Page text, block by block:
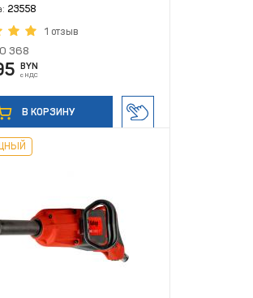
23558
1 отзыв
368
BYN
с НДС
В КОРЗИНУ